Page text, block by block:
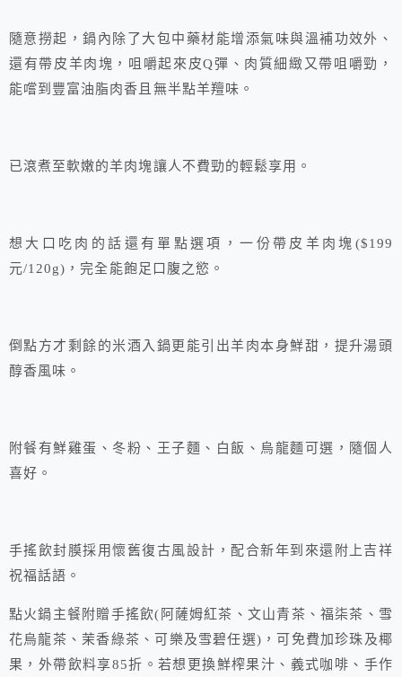
隨意撈起，鍋內除了大包中藥材能增添氣味與溫補功效外、
還有帶皮羊肉塊，咀嚼起來皮Q彈、肉質細緻又帶咀嚼勁，
能嚐到豐富油脂肉香且無半點羊羶味。
已滾煮至軟嫩的羊肉塊讓人不費勁的輕鬆享用。
想大口吃肉的話還有單點選項，一份帶皮羊肉塊($199
元/120g)，完全能飽足口腹之慾。
倒點方才剩餘的米酒入鍋更能引出羊肉本身鮮甜，提升湯頭
醇香風味。
附餐有鮮雞蛋、冬粉、王子麵、白飯、烏龍麵可選，隨個人
喜好。
手搖飲封膜採用懷舊復古風設計，配合新年到來還附上吉祥
祝福話語。
點火鍋主餐附贈手搖飲(阿薩姆紅茶、文山青茶、福柒茶、雪
花烏龍茶、茉香綠茶、可樂及雪碧任選)，可免費加珍珠及椰
果，外帶飲料享85折。若想更換鮮榨果汁、義式咖啡、手作